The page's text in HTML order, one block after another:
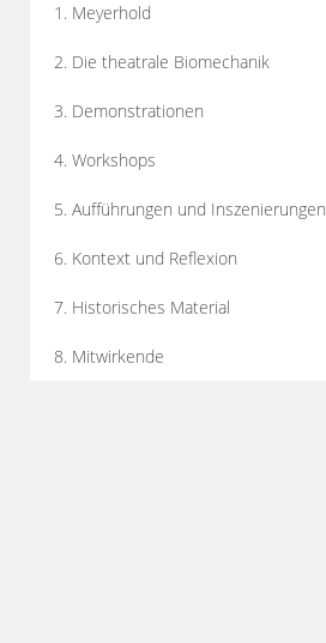
1. Meyerhold
2. Die theatrale Biomechanik
3. Demonstrationen
4. Workshops
5. Aufführungen und Inszenierungen
6. Kontext und Reflexion
7. Historisches Material
8. Mitwirkende